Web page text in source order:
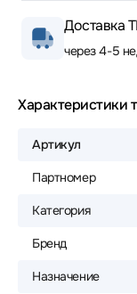
Доставка
через 4-5
Характеристики
Артикул
Партномер
Категория
Бренд
Назначение